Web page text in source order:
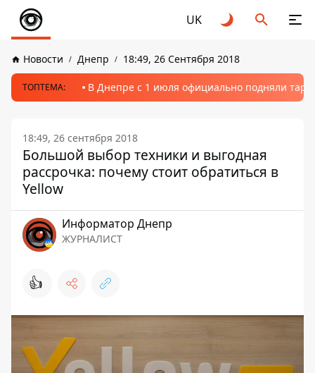
UK
Новости Днепр 18:49, 26 Сентября 2018
ТОПТЕМА: В Днепре с 1 июля официально подняли
18:49, 26 сентября 2018
Большой выбор техники и выгодная
рассрочка: почему стоит обратиться в
Yellow
Информатор Днепр
ЖУРНАЛИСТ
👍